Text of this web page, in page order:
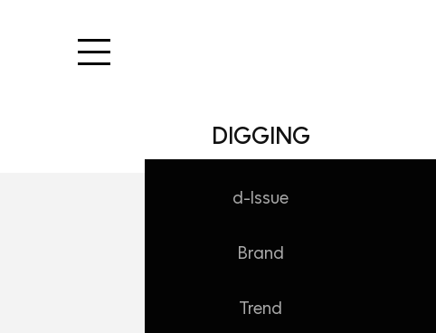
DIGGING
d-Issue
Brand
Trend
INSIDE/Play
클라이밍에 정답은 없